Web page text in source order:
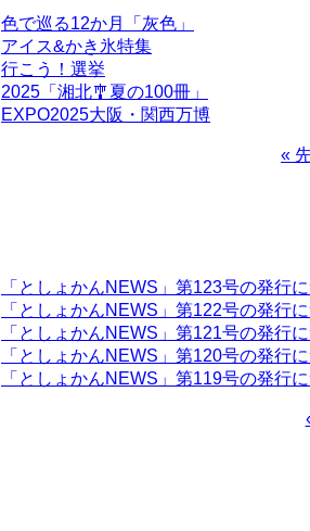
色で巡る12か月「灰色」
アイス&かき氷特集
行こう！選挙
2025「湘北🎐夏の100冊」
EXPO2025大阪・関西万博
先
«
「としょかんNEWS」第123号の発行
「としょかんNEWS」第122号の発行
「としょかんNEWS」第121号の発行
「としょかんNEWS」第120号の発行
「としょかんNEWS」第119号の発行